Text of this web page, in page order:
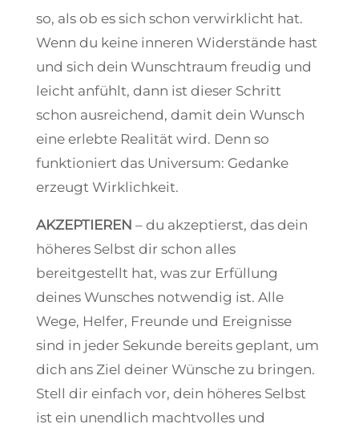
so, als ob es sich schon verwirklicht hat.
Wenn du keine inneren Widerstände hast
und sich dein Wunschtraum freudig und
leicht anfühlt, dann ist dieser Schritt
schon ausreichend, damit dein Wunsch
eine erlebte Realität wird. Denn so
funktioniert das Universum: Gedanke
erzeugt Wirklichkeit.
AKZEPTIEREN – du akzeptierst, das dein
höheres Selbst dir schon alles
bereitgestellt hat, was zur Erfüllung
deines Wunsches notwendig ist. Alle
Wege, Helfer, Freunde und Ereignisse
sind in jeder Sekunde bereits geplant, um
dich ans Ziel deiner Wünsche zu bringen.
Stell dir einfach vor, dein höheres Selbst
ist ein unendlich machtvolles und